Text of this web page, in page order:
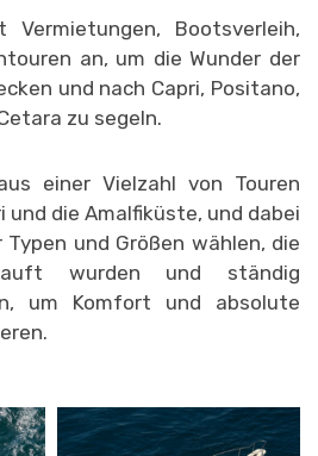
Bootsverleih,
an, um die Wunder der
und nach Capri, Positano,
zu segeln.
einer Vielzahl von Touren
und die Amalfiküste, und dabei
und Größen wählen, die
wurden und ständig
um Komfort und absolute